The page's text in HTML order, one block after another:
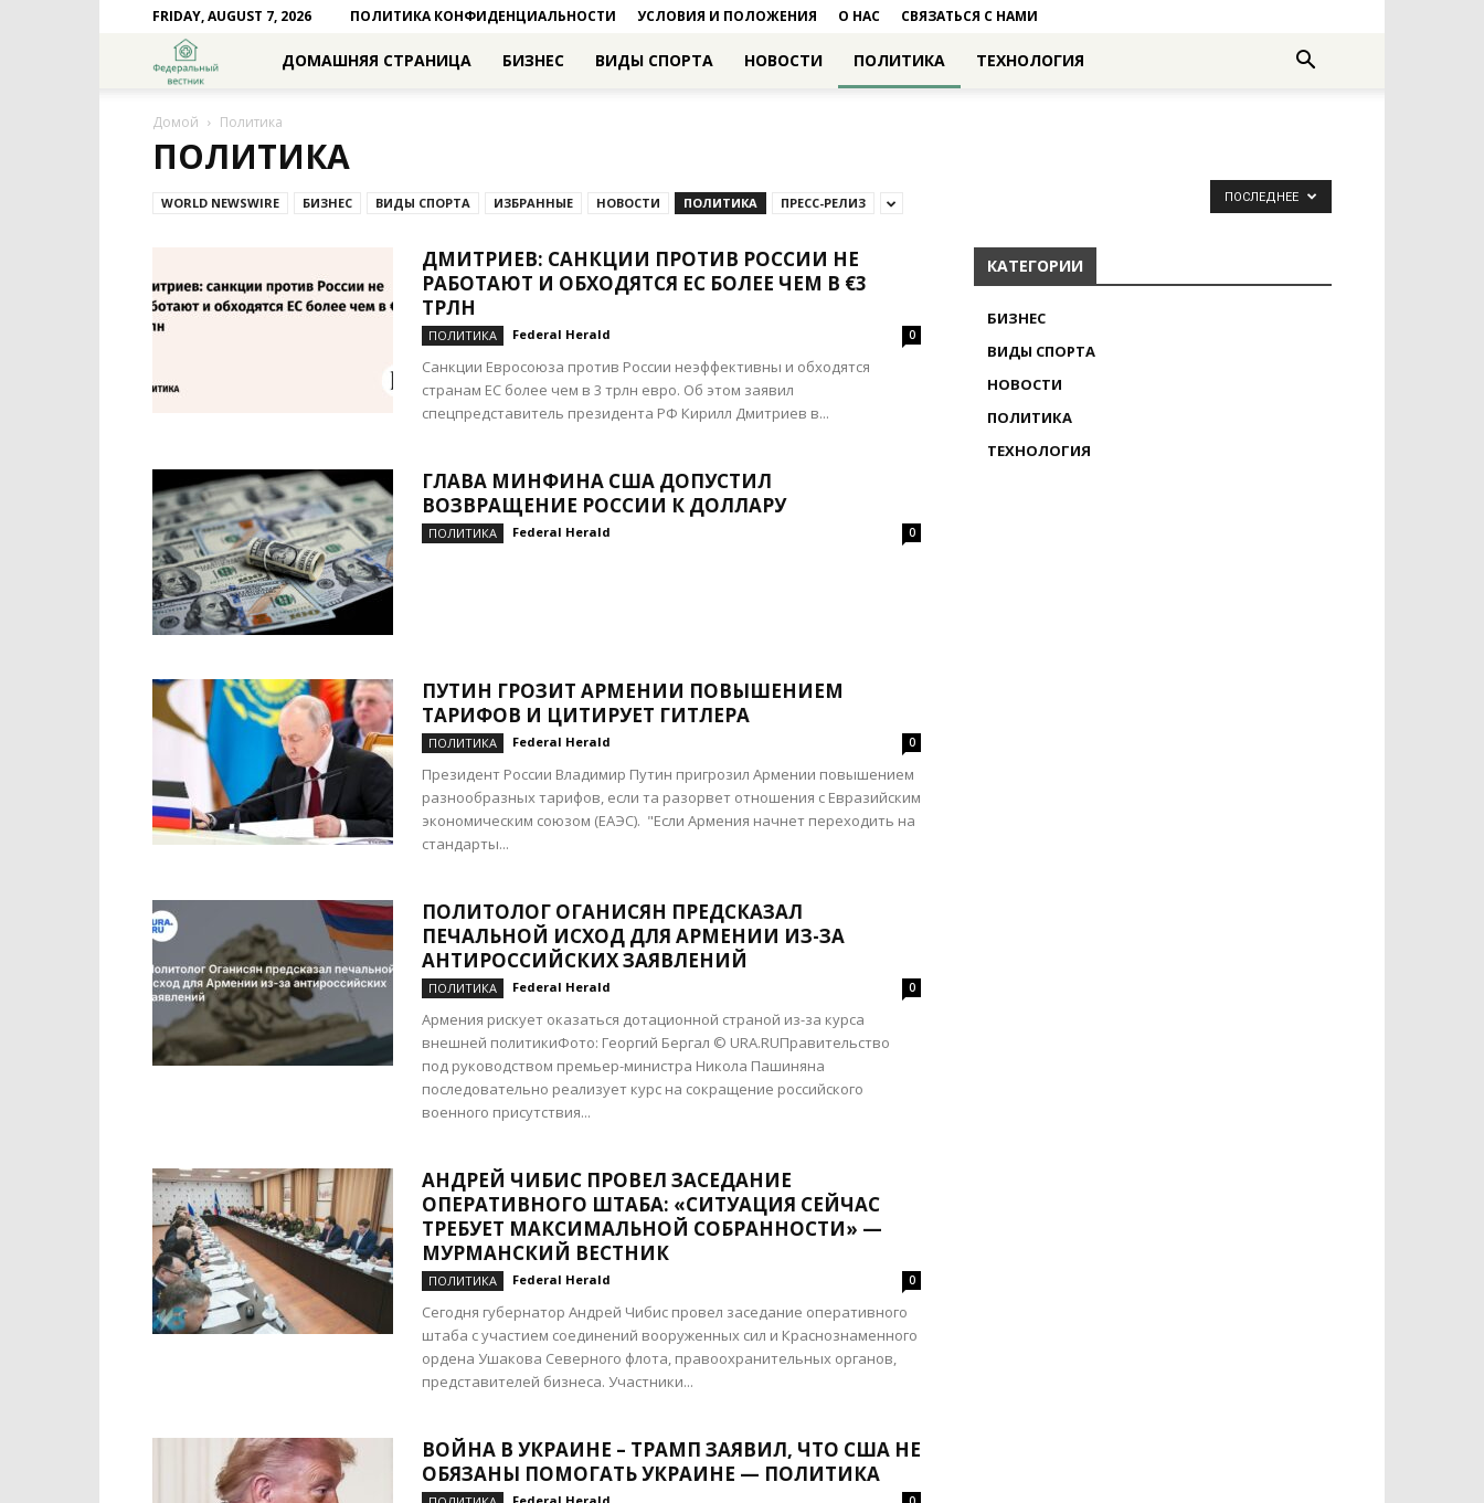
FRIDAY, AUGUST 7, 2026 ПОЛИТИКА КОНФИДЕНЦИАЛЬНОСТИ УСЛОВИЯ И ПОЛОЖЕНИЯ О НАС СВЯЗАТЬСЯ С НАМИ
Федеральный
вестник
ДОМАШНЯЯ СТРАНИЦА БИЗНЕС ВИДЫ СПОРТА НОВОСТИ ПОЛИТИКА ТЕХНОЛОГИЯ
Домой Политика
ПОЛИТИКА
WORLD NEWSWIRE БИЗНЕС ВИДЫ СПОРТА ИЗБРАННЫЕ НОВОСТИ ПОЛИТИКА ПРЕСС-РЕЛИЗ ПОСЛЕДНЕЕ
ДМИТРИЕВ: САНКЦИИ ПРОТИВ РОССИИ НЕ
РАБОТАЮТ И ОБХОДЯТСЯ ЕС БОЛЕЕ ЧЕМ В €3
ТРЛН
ПОЛИТИКА Federal Herald 0
Санкции Евросоюза против России неэффективны и обходятся
странам ЕС более чем в 3 трлн евро. Об этом заявил
спецпредставитель президента РФ Кирилл Дмитриев в...
ГЛАВА МИНФИНА США ДОПУСТИЛ
ВОЗВРАЩЕНИЕ РОССИИ К ДОЛЛАРУ
ПОЛИТИКА Federal Herald 0
ПУТИН ГРОЗИТ АРМЕНИИ ПОВЫШЕНИЕМ
ТАРИФОВ И ЦИТИРУЕТ ГИТЛЕРА
ПОЛИТИКА Federal Herald 0
Президент России Владимир Путин пригрозил Армении повышением
разнообразных тарифов, если та разорвет отношения с Евразийским
экономическим союзом (ЕАЭС). "Если Армения начнет переходить на
стандарты...
ПОЛИТОЛОГ ОГАНИСЯН ПРЕДСКАЗАЛ
ПЕЧАЛЬНОЙ ИСХОД ДЛЯ АРМЕНИИ ИЗ-ЗА
АНТИРОССИЙСКИХ ЗАЯВЛЕНИЙ
ПОЛИТИКА Federal Herald 0
Армения рискует оказаться дотационной страной из-за курса
внешней политикиФото: Георгий Бергал © URA.RUПравительство
под руководством премьер-министра Никола Пашиняна
последовательно реализует курс на сокращение российского
военного присутствия...
АНДРЕЙ ЧИБИС ПРОВЕЛ ЗАСЕДАНИЕ
ОПЕРАТИВНОГО ШТАБА: «СИТУАЦИЯ СЕЙЧАС
ТРЕБУЕТ МАКСИМАЛЬНОЙ СОБРАННОСТИ» —
МУРМАНСКИЙ ВЕСТНИК
ПОЛИТИКА Federal Herald 0
Сегодня губернатор Андрей Чибис провел заседание оперативного
штаба с участием соединений вооруженных сил и Краснознаменного
ордена Ушакова Северного флота, правоохранительных органов,
представителей бизнеса. Участники...
ВОЙНА В УКРАИНЕ – ТРАМП ЗАЯВИЛ, ЧТО США НЕ
ОБЯЗАНЫ ПОМОГАТЬ УКРАИНЕ — ПОЛИТИКА
КАТЕГОРИИ
БИЗНЕС
ВИДЫ СПОРТА
НОВОСТИ
ПОЛИТИКА
ТЕХНОЛОГИЯ